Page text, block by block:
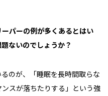
パーの例が多くあるとはい
ないのでしょうか？
のが、「睡眠を長時間取らな
スが落ちたりする」という強